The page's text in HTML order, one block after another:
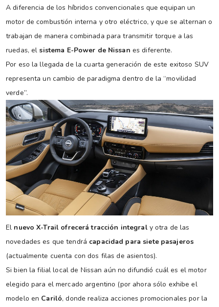
A diferencia de los híbridos convencionales que equipan un
motor de combustión interna y otro eléctrico, y que se alternan o
trabajan de manera combinada para transmitir torque a las
ruedas, elsistema E-Power de Nissan es diferente.
Por eso la llegada de la cuarta generación de este exitoso SUV
representa un cambio de paradigma dentro de la “movilidad
verde”.
El nuevo X-Trail ofrecerá tracción integraly otra de las
novedades es que tendrá capacidad para siete pasajeros
(actualmente cuenta con dos filas de asientos).
Si bien la filial local de Nissan aún no difundió cuál es el motor
elegido para el mercado argentino (por ahora sólo exhibe el
modelo en Cariló, donde realiza acciones promocionales por la